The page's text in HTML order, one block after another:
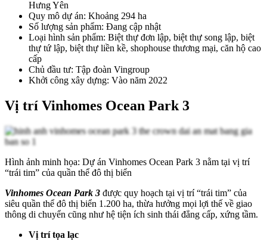
Hưng Yên
Quy mô dự án: Khoảng 294 ha
Số lượng sản phẩm: Đang cập nhật
Loại hình sản phẩm: Biệt thự đơn lập, biệt thự song lập, biệt
thự tứ lập, biệt thự liền kề, shophouse thương mại, căn hộ cao
cấp
Chủ đầu tư: Tập đoàn Vingroup
Khởi công xây dựng: Vào năm 2022
Vị trí Vinhomes Ocean Park 3
Hình ảnh minh họa: Dự án Vinhomes Ocean Park 3 nằm tại vị trí
“trái tim” của quần thể đô thị biển
Vinhomes Ocean Park 3 được quy hoạch tại vị trí “trái tim” của
siêu quần thể đô thị biển 1.200 ha, thừa hưởng mọi lợi thế về giao
thông di chuyển cũng như hệ tiện ích sinh thái đẳng cấp, xứng tầm.
Vị trí tọa lạc